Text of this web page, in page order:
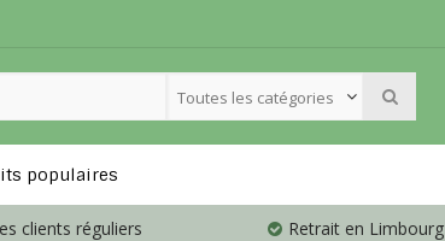
Toutes les catégories
populaires
clients réguliers Retrait en Limbourg